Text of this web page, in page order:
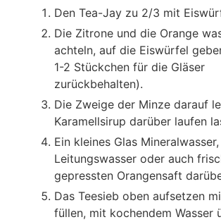
Den Tea-Jay zu 2/3 mit
Die Zitrone und die Orange
achteln, auf die Eiswürfel
1-2 Stückchen für die Gläser
zurückbehalten).
Die Zweige der Minze darauf
Karamellsirup darüber laufen
Ein kleines Glas Mineralwasser,
Leitungswasser oder auch
gepressten Orangensaft
Das Teesieb oben aufsetzen
füllen, mit kochendem Wasser